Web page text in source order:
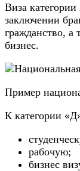
Виза
заключении
гражданство,
бизнес.
Пример
К категории
рабочую;
бизнес